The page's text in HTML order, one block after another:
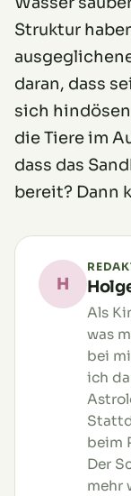
Struktur
daran, dass
sich
die Tiere im
dass das
bereit? Dann
H
Als
was
bei
ich
beim
Der
mehr